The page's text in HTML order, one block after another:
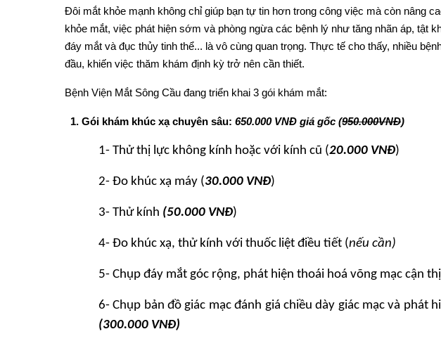
Đôi mắt khỏe mạnh không chỉ giúp bạn tự tin hơn trong công việc mà còn nâng
khỏe mắt, việc phát hiện sớm và phòng ngừa các bệnh lý như tăng nhãn áp, tật
đáy mắt và đục thủy tinh thể... là vô cùng quan trọng. Thực tế cho thấy, nhiều
đầu, khiến việc thăm khám định kỳ trở nên cần thiết.
Bệnh Viện Mắt Sông Cầu đang triển khai 3 gói khám mắt:
1. Gói khám khúc xạ chuyên sâu: 650.000 VNĐ giá gốc (950.000VNĐ)
1- Thử thị lực không kính hoặc với kính cũ (20.000 VNĐ)
2- Đo khúc xạ máy (30.000 VNĐ)
3- Thử kính (50.000 VNĐ)
4- Đo khúc xạ, thử kính với thuốc liệt điều tiết (nếu cần)
5- Chụp đáy mắt góc rộng, phát hiện thoái hoá võng mạc cận
6-Chụp bản đồ giác mạc đánh giá chiều dày giác mạc và phát
(300.000 VNĐ)